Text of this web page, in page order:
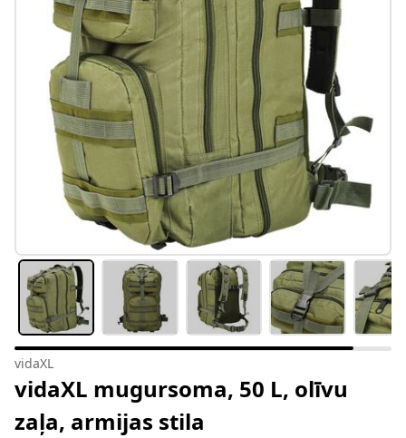
vidaXL
vidaXL mugursoma, 50 L, olīvu
zaļa, armijas stila